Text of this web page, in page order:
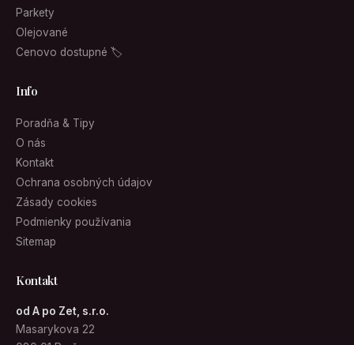
Parkety
Olejované
Cenovo dostupné 🏷
Info
Poradňa & Tipy
O nás
Kontakt
Ochrana osobných údajov
Zásady cookies
Podmienky používania
Sitemap
Kontakt
od A po Zet, s.r.o.
Masarykova 22